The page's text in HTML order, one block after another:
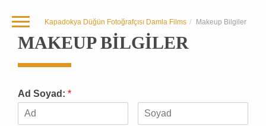
Kapadokya Düğün Fotoğrafçısı Damla Films Makeup Bilgiler
MAKEUP BILGILER
Ad Soyad: *